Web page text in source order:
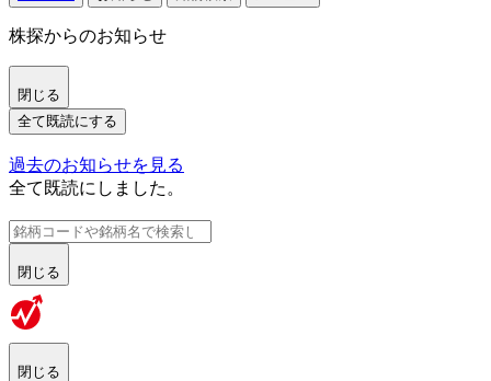
株探からのお知らせ
閉じる
全て既読にする
過去のお知らせを見る
全て既読にしました。
閉じる
閉じる